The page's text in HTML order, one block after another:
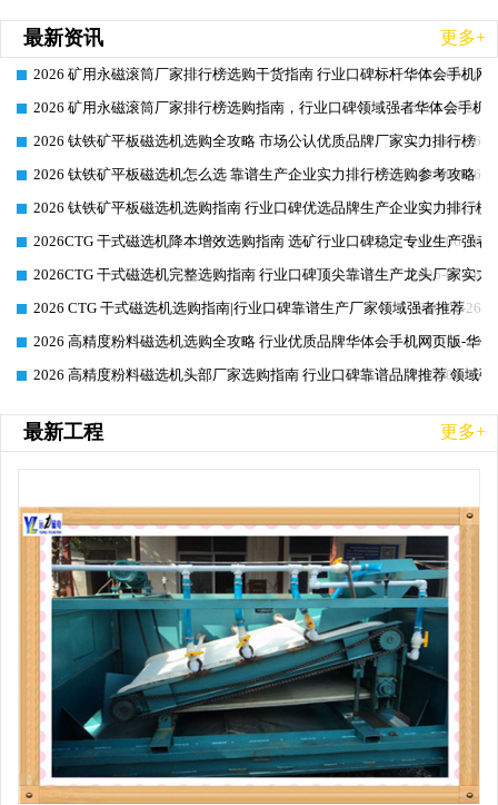
最新资讯 更多+
2026-06-26
2026 矿用永磁滚筒厂家排行榜选购干货指南 行业口碑标杆华体会手机网
2026-06-26
2026 矿用永磁滚筒厂家排行榜选购指南，行业口碑领域强者华体会手机
2026-06-26
2026 钛铁矿平板磁选机选购全攻略 市场公认优质品牌厂家实力排行榜
2026-06-26
2026 钛铁矿平板磁选机怎么选 靠谱生产企业实力排行榜选购参考攻略
2026-06-26
2026 钛铁矿平板磁选机选购指南 行业口碑优选品牌生产企业实力排行榜
2026-06-26
2026CTG 干式磁选机降本增效选购指南 选矿行业口碑稳定专业生产强者
2026-06-26
2026CTG 干式磁选机完整选购指南 行业口碑顶尖靠谱生产龙头厂家实力
2026-06-26
2026 CTG 干式磁选机选购指南|行业口碑靠谱生产厂家领域强者推荐
2026-06-26
2026 高精度粉料磁选机选购全攻略 行业优质品牌华体会手机网页版-华
2026-06-26
2026 高精度粉料磁选机头部厂家选购指南 行业口碑靠谱品牌推荐 领域
最新工程 更多+